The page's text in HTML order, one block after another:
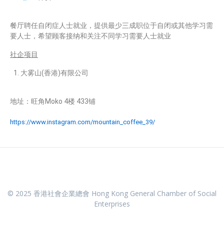
餐厅聘任自闭症人士就业，提供最少三成职位于自闭或其他学习需
要人士，希望顾客接纳和关注不同学习需要人士就业
社企项目
大雾山(香港)有限公司
地址：旺角Moko 4楼 433铺
https://www.instagram.com/mountain_coffee_39/
© 2025 香港社會企業總會 Hong Kong General Chamber of Social
Enterprises